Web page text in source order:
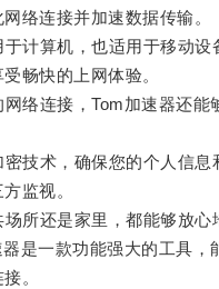
络连接并加速数据传输。
算机，也适用于移动设
畅快的上网体验。
连接，Tom加速器还能
术，确保您的个人信息
监视。
还是家里，都能够放心
一款功能强大的工具，
。